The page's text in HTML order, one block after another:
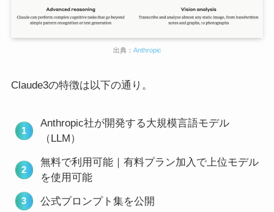
出典： Anthropic
Claude3の特徴は以下の通り。
Anthropic社が開発する大規模言語モデル
（LLM）
無料で利用可能｜有料プラン加入で上位モデル
を使用可能
公式プロンプト集を公開